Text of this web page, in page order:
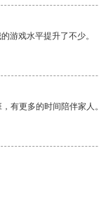
游戏水平提升了不少。
有更多的时间陪伴家人。